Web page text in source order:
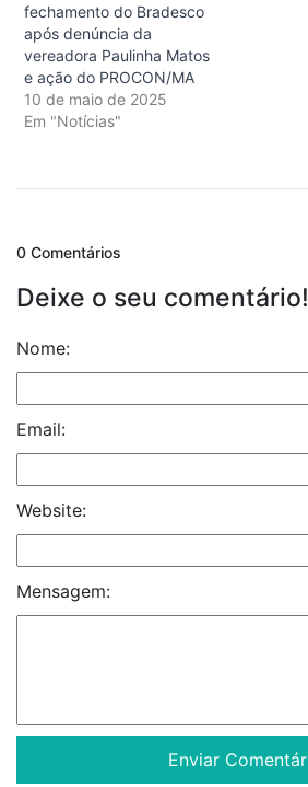
fechamento do Bradesco
após denúncia da
vereadora Paulinha Matos
e ação do PROCON/MA
10 de maio de 2025
Em "Notícias"
0 Comentários
Deixe o seu comentário!
Nome:
Email:
Website:
Mensagem: